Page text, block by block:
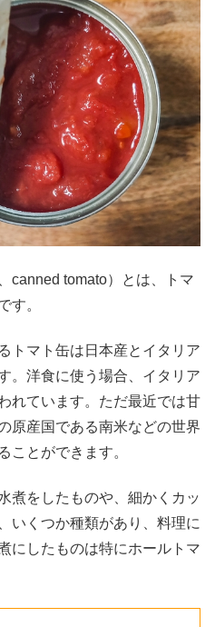
canned tomato）とは、トマ
す。
トマト缶は日本産とイタリア
。洋食に使う場合、イタリア
れています。ただ最近では甘
原産国である南米などの世界
ことができます。
煮をしたものや、細かくカッ
いくつか種類があり、料理に
にしたものは特にホールトマ